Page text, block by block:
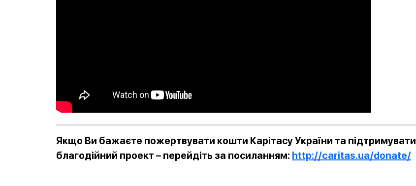
Якщо Ви бажаєте пожертвувати кошти Карітасу України та підтримувати
благодійний проект – перейдіть за посиланням: http://caritas.ua/donate/